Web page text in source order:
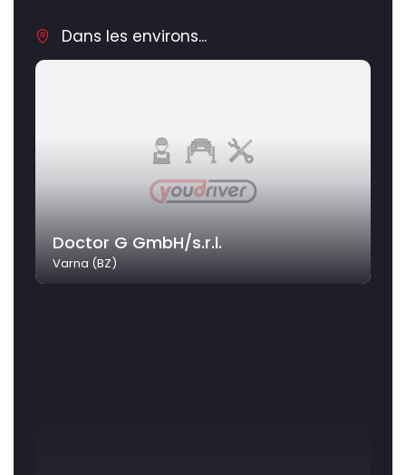
Dans les environs...
Doctor G GmbH/s.r.l.
Varna (BZ)